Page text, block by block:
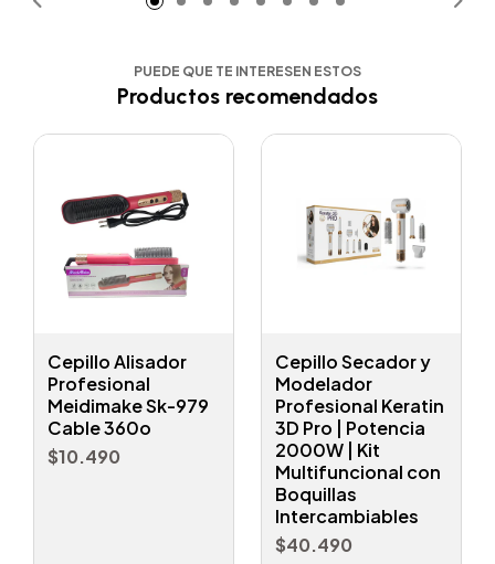
PUEDE QUE TE INTERESEN ESTOS
Productos recomendados
Cepillo Alisador
Profesional
Meidimake Sk-979
Cable 360o
$10.490
Cepillo Secador y
Modelador
Profesional Keratin
3D Pro | Potencia
2000W | Kit
Multifuncional con
Boquillas
Intercambiables
$40.490